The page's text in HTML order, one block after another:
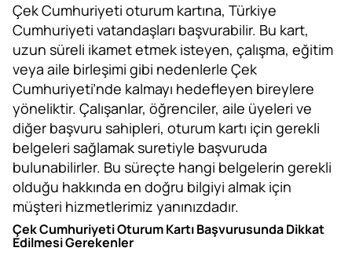
Çek Cumhuriyeti oturum kartına, Türkiye
Cumhuriyeti vatandaşları başvurabilir. Bu kart,
uzun süreli ikamet etmek isteyen, çalışma, eğitim
veya aile birleşimi gibi nedenlerle Çek
Cumhuriyeti’nde kalmayı hedefleyen bireylere
yöneliktir. Çalışanlar, öğrenciler, aile üyeleri ve
diğer başvuru sahipleri, oturum kartı için gerekli
belgeleri sağlamak suretiyle başvuruda
bulunabilirler. Bu süreçte hangi belgelerin gerekli
olduğu hakkında en doğru bilgiyi almak için
müşteri hizmetlerimiz yanınızdadır.
Çek Cumhuriyeti Oturum Kartı Başvurusunda Dikkat
Edilmesi Gerekenler